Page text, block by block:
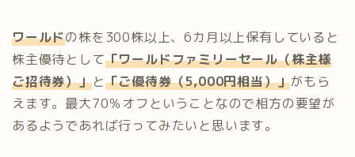
ワールドの株を300株以上、6カ月以上保有していると
株主優待として「ワールドファミリーセール（株主様
ご招待券）」と「ご優待券（5,000円相当）」がもら
えます。最大70％オフということなので相方の要望が
あるようであれば行ってみたいと思います。